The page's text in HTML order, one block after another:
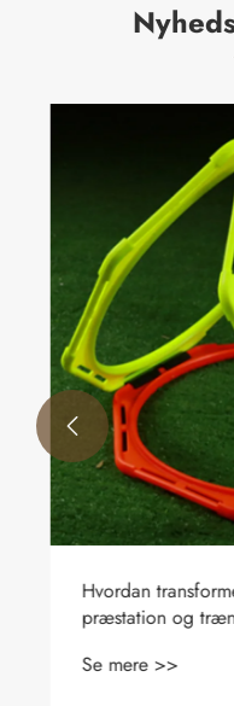
Hvordan
præstation og
Se mere >>
